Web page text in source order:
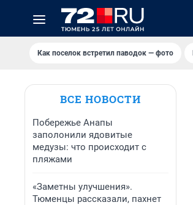
Как поселок встретил паводок — фото
ВСЕ НОВОСТИ
Побережье Анапы
заполонили ядовитые
медузы: что происходит с
пляжами
«Заметны улучшения».
Тюменцы рассказали, пахнет